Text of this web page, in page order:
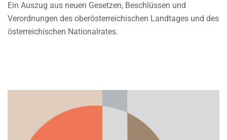
Ein Auszug aus neuen Gesetzen, Beschlüssen und
Verordnungen des oberösterreichischen Landtages und des
österreichischen Nationalrates.